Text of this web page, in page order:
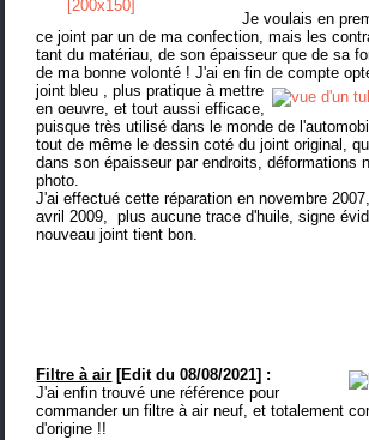
Je voulais en
ce joint par un de ma confection, mais les
tant du matériau, de son épaisseur que de sa
de ma bonne volonté ! J'ai en fin de compte
joint bleu
, plus pratique à mettre
en oeuvre, et tout aussi efficace,
puisque très utilisé dans le monde de
tout de même le dessin coté du joint original,
dans son épaisseur par endroits, déformations
photo.
J'ai effectué cette réparation en novembre
avril 2009, plus aucune trace d'huile, signe
nouveau joint tient bon.
Filtre à air [Edit du 08/08/2021] :
J'ai enfin trouvé une référence pour
commander un filtre à air neuf, et totalement
d'origine !!